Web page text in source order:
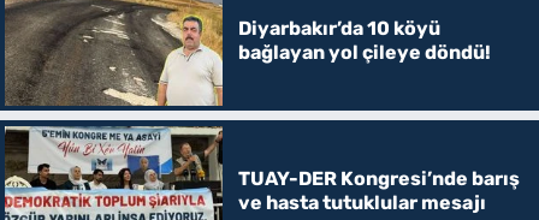
Diyarbakır’da 10 köyü
bağlayan yol çileye döndü!
TUAY-DER Kongresi’nde barış
ve hasta tutuklular mesajı